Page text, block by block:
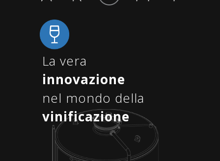
La vera
innovazione
nel mondo della
vinificazione